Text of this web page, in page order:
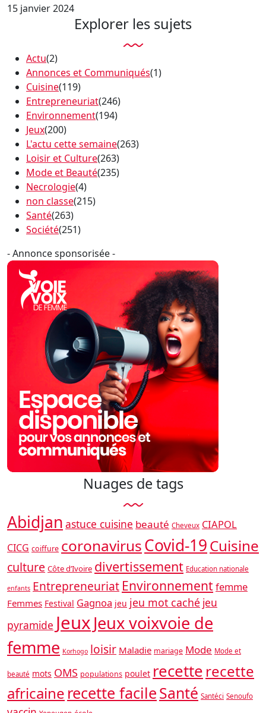
15 janvier 2024
Explorer les sujets
Actu(2)
Annonces et Communiqués(1)
Cuisine(119)
Entrepreneuriat(246)
Environnement(194)
Jeux(200)
L'actu cette semaine(263)
Loisir et Culture(263)
Mode et Beauté(235)
Necrologie(4)
non classe(215)
Santé(263)
Société(251)
- Annonce sponsorisée -
Nuages ​​de tags
Abidjan astuce cuisine beauté Cheveux CIAPOL
CICG coiffure coronavirusCovid-19Cuisine
culture Côte d’Ivoire divertissement Education nationale
enfants Entrepreneuriat Environnementfemme
Femmes Festival Gagnoa jeu jeu mot caché jeu
pyramide JeuxJeux voixvoie de
femme Korhogo loisir Maladie mariage Mode Mode et
beauté mots OMS populations poulet recette recette
africaine recette facileSanté Santéci Senoufo